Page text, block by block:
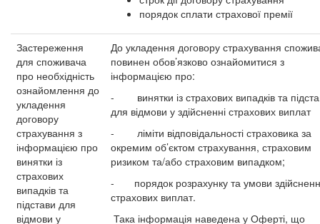
порядок сплати страхової премії
Застереження
для споживача
про необхідність
ознайомлення до
укладення
договору
страхування з
інформацією про
винятки із
страхових
випадків та
підстави для
відмови у
До укладення договору страхування
повинен обов’язково ознайомитися з
інформацією про:
- винятки із страхових випадків та
для відмови у здійсненні страхових виплат
- ліміти відповідальності страховика за
окремим об’єктом страхування, страховим
ризиком та/або страховим випадком;
- порядок розрахунку та умови
страхових виплат.
Така інформація наведена у Оферті, що